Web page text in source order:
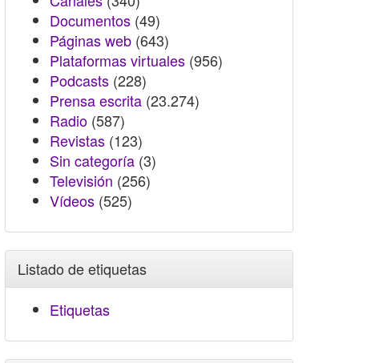
Documentos (49)
Páginas web (643)
Plataformas virtuales (956)
Podcasts (228)
Prensa escrita (23.274)
Radio (587)
Revistas (123)
Sin categoría (3)
Televisión (256)
Vídeos (525)
Listado de etiquetas
Etiquetas